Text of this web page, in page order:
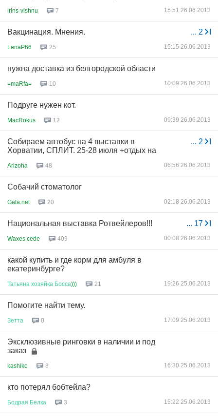
irins-vishnu 7 15:51 26.06.2013
... 2
Вакцинация. Мнения.
LenaP66 25 15:15 26.06.2013
нужна доставка из белгородской области
=maRfa= 10 10:09 26.06.2013
Подруге нужен кот.
MacRokus 12 09:39 26.06.2013
... 2
Собираем автобус на 4 выставки в
Хорватии, СПЛИТ. 25-28 июля +отдых на
Arizoha 48 06:56 26.06.2013
Собачий стоматолог
Gala.net 20 02:18 26.06.2013
... 17
Национальная выставка Ротвейлеров!!!
Waxes cede 409 00:08 26.06.2013
какой купить и где корм для амбуля в
екатеринбурге?
Татьяна хозяйка Босса))) 21 19:26 25.06.2013
Помогите найти тему.
Зетта 0 17:09 25.06.2013
Эксклюзивные ринговки в наличии и под
заказ
kashiko 8 16:30 25.06.2013
кто потерял бобтейла?
Бодрая Белка 3 15:22 25.06.2013